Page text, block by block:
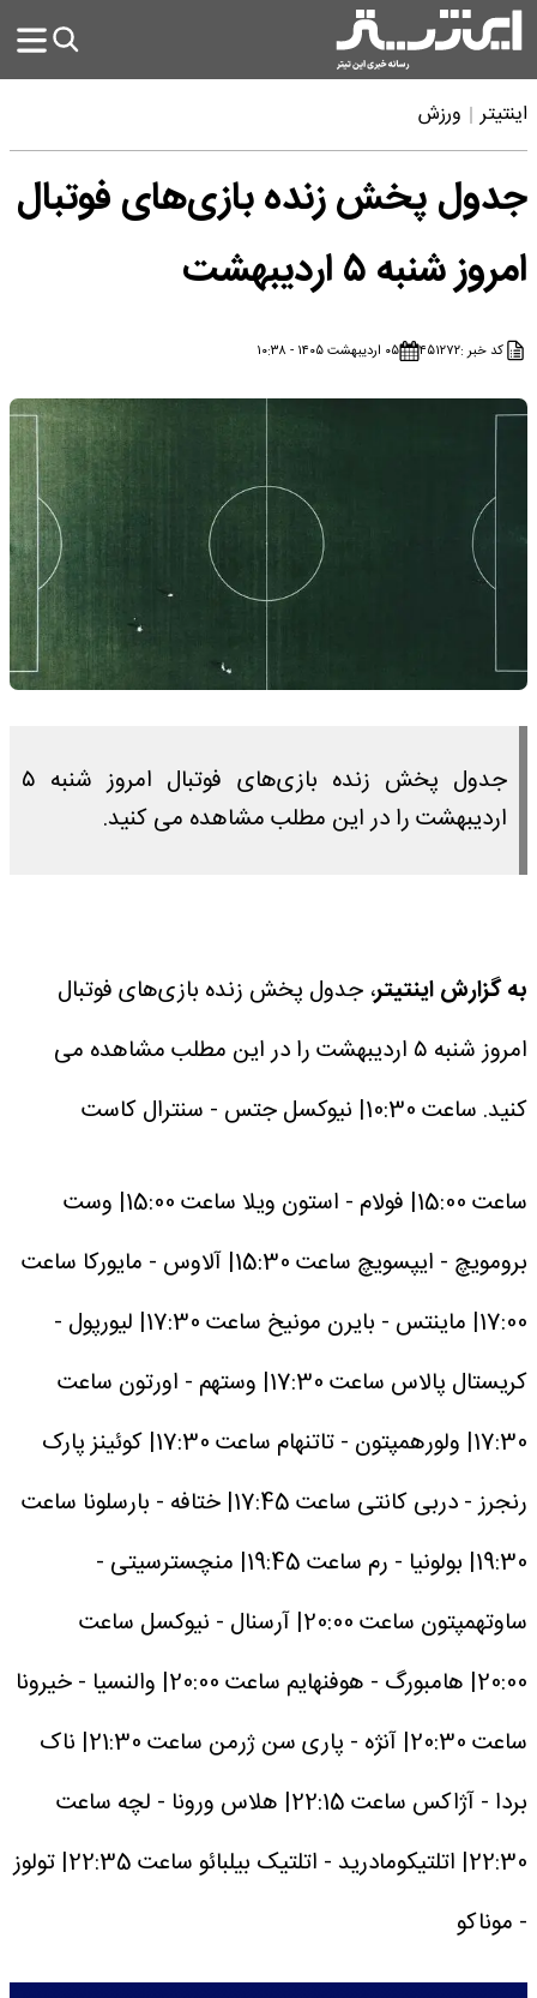
اینتیتر ورزش
جدول پخش زنده بازی‌های فوتبال
امروز شنبه ۵ اردیبهشت
کد خبر :۴۵۱۲۷۲ ۰۵ اردیبهشت ۱۴۰۵ - ۱۰:۳۸
جدول پخش زنده بازی‌های فوتبال امروز شنبه ۵
اردیبهشت را در این مطلب مشاهده می کنید.
به گزارش اینتیتر، جدول پخش زنده بازی‌های فوتبال
امروز شنبه ۵ اردیبهشت را در این مطلب مشاهده می
کنید. ساعت 10:30| نیوکسل جتس - سنترال کاست
ساعت 15:00| فولام - استون ویلا
ساعت 15:00| وست
برومویچ - ایپسویچ ساعت 15:30| آلاوس - مایورکا
ساعت
17:00| ماینتس - بایرن مونیخ
ساعت 17:30| لیورپول -
کریستال پالاس ساعت 17:30| وستهم - اورتون
ساعت
17:30| ولورهمپتون - تاتنهام
ساعت 17:30| کوئینز پارک
رنجرز - دربی کانتی ساعت 17:45| ختافه - بارسلونا
ساعت
19:30| بولونیا - رم
ساعت 19:45| منچسترسیتی -
ساوتهمپتون ساعت 20:00| آرسنال - نیوکسل
ساعت
20:00| هامبورگ - هوفنهایم
ساعت 20:00| والنسیا - خیرونا
ساعت 20:30| آنژه - پاری سن ژرمن
ساعت 21:30| ناک
بردا - آژاکس ساعت 22:15| هلاس ورونا - لچه
ساعت
22:30| اتلتیکومادرید - اتلتیک بیلبائو
ساعت 22:35| تولوز
- موناکو